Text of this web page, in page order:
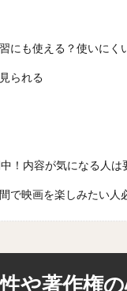
にも使える？使いにく
られる
！内容が気になる人は
で映画を楽しみたい人
や著作権